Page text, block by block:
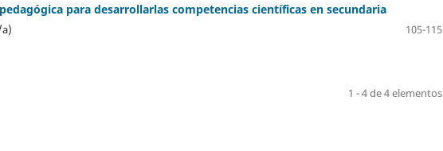
para desarrollarlas competencias científicas en secundaria
105-115
1 - 4 de 4 elementos